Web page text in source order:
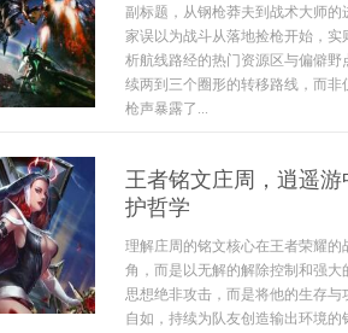
副标题，从钢枪莽夫到战术大师
家误以为战斗从落地捡枪开始，
析航线路经的热门资源区与偏僻
续两到三个圈形的转移路线，而
枪声暴露了...
王者铭文庄周，逍遥
护哲学
理解庄周的铭文核心在王者荣耀
角，而是以无解的解除控制和强
思想绝非攻击，而是将他的生存
自如，持续为队友创造输出环境的